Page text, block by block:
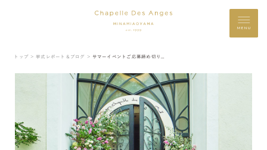
MENU
トップ ＞ 挙式レポート＆ブログ ＞